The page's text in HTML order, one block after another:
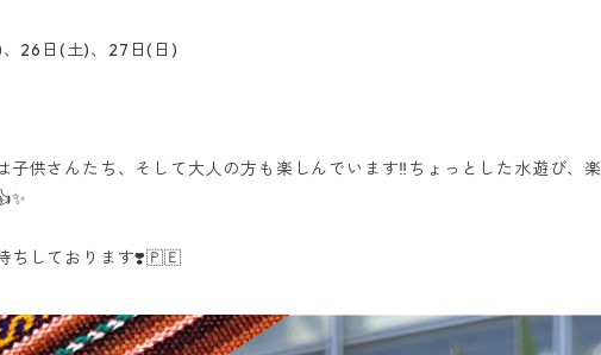
26日(土)、27日(日)
子供さんたち、そして大人の方も楽しんでいます‼️ちょっとした水遊び、
ちしております❣️🇵🇪